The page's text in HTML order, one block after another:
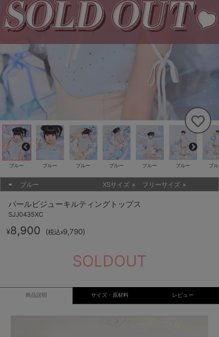
ブルー ブルー ブルー ブルー ブルー ブルー ブ
ブルー XSサイズ × フリーサイズ ×
パールビジューキルティングトップス
SJJ0435XC
¥8,900 (税込¥9,790)
SOLDOUT
商品説明 サイズ・原材料 レビュー